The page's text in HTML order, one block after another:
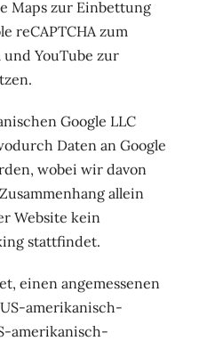
Maps zur Einbettung
reCAPTCHA zum
und YouTube zur
Google LLC
Daten an Google
wobei wir davon
allein
Website kein
stattfindet.
einen angemessenen
amerikanisch-
amerikanisch-